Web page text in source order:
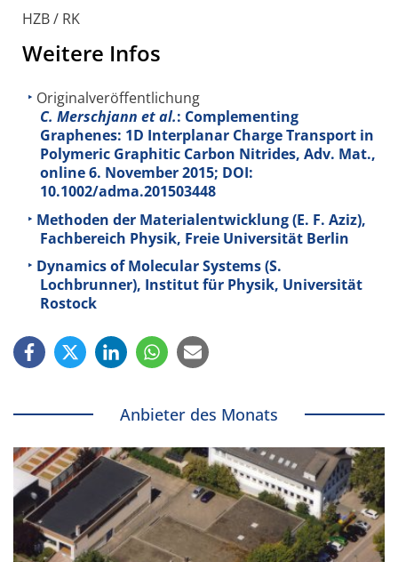
HZB / RK
Weitere Infos
Originalveröffentlichung
C. Merschjann et al.: Complementing
Graphenes: 1D Interplanar Charge Transport in
Polymeric Graphitic Carbon Nitrides, Adv. Mat.,
online 6. November 2015; DOI:
10.1002/adma.201503448
Methoden der Materialentwicklung (E. F. Aziz),
Fachbereich Physik, Freie Universität Berlin
Dynamics of Molecular Systems (S.
Lochbrunner), Institut für Physik, Universität
Rostock
Anbieter des Monats